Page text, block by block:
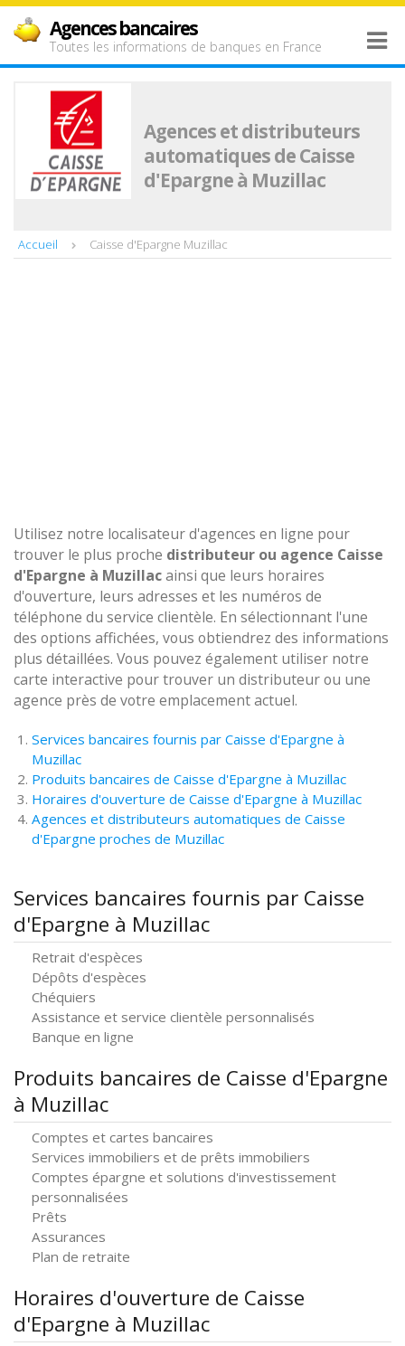
Agences bancaires
Toutes les informations de banques en France
Agences et distributeurs
automatiques de Caisse
d'Epargne à Muzillac
Accueil Caisse d'Epargne Muzillac
Utilisez notre localisateur d'agences en ligne pour
trouver le plus proche distributeur ou agence Caisse
d'Epargne à Muzillacainsi que leurs horaires
d'ouverture, leurs adresses et les numéros de
téléphone du service clientèle. En sélectionnant l'une
des options affichées, vous obtiendrez des informations
plus détaillées. Vous pouvez également utiliser notre
carte interactive pour trouver un distributeur ou une
agence près de votre emplacement actuel.
Services bancaires fournis par Caisse d'Epargne à
Muzillac
Produits bancaires de Caisse d'Epargne à Muzillac
Horaires d'ouverture de Caisse d'Epargne à Muzillac
Agences et distributeurs automatiques de Caisse
d'Epargne proches de Muzillac
Services bancaires fournis par Caisse
d'Epargne à Muzillac
Retrait d'espèces
Dépôts d'espèces
Chéquiers
Assistance et service clientèle personnalisés
Banque en ligne
Produits bancaires de Caisse d'Epargne
à Muzillac
Comptes et cartes bancaires
Services immobiliers et de prêts immobiliers
Comptes épargne et solutions d'investissement
personnalisées
Prêts
Assurances
Plan de retraite
Horaires d'ouverture de Caisse
d'Epargne à Muzillac